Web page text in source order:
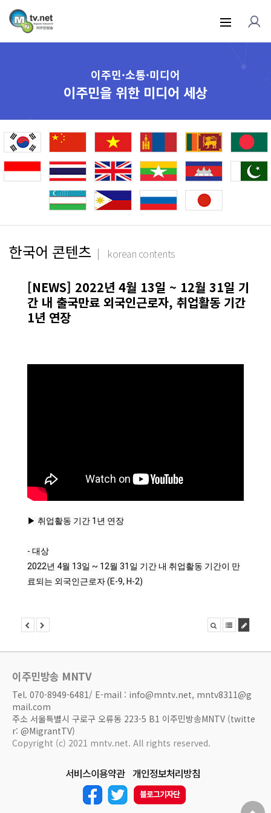
이주민·소통·미디어
이주민을 위한 미디어 세상
한국어 콘텐츠 korean contents
[NEWS] 2022년 4월 13일 ~ 12월 31일 기
간 내 출국만료 외국인근로자, 취업활동 기간
1년 연장
▶ 취업활동 기간 1년 연장
- 대상
2022년 4월 13일 ~ 12월 31일 기간 내 취업활동 기간이 만
료되는 외국인근로자 (E-9, H-2)
이주민방송 MNTV
Tel. 070-8949-6481/ E-mail : info@mntv.net, mntv8311@g
mail.com
주소 서울특별시 구로구 오류동 223-5 B1 이주민방송MNTV (twitte
r: @MigrantTV)
Copyright (c) 2021 mntv.net. All rights reserved.
서비스이용약관 개인정보처리방침